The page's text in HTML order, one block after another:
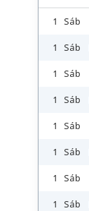
1 Sáb
1 Sáb
1 Sáb
1 Sáb
1 Sáb
1 Sáb
1 Sáb
1 Sáb